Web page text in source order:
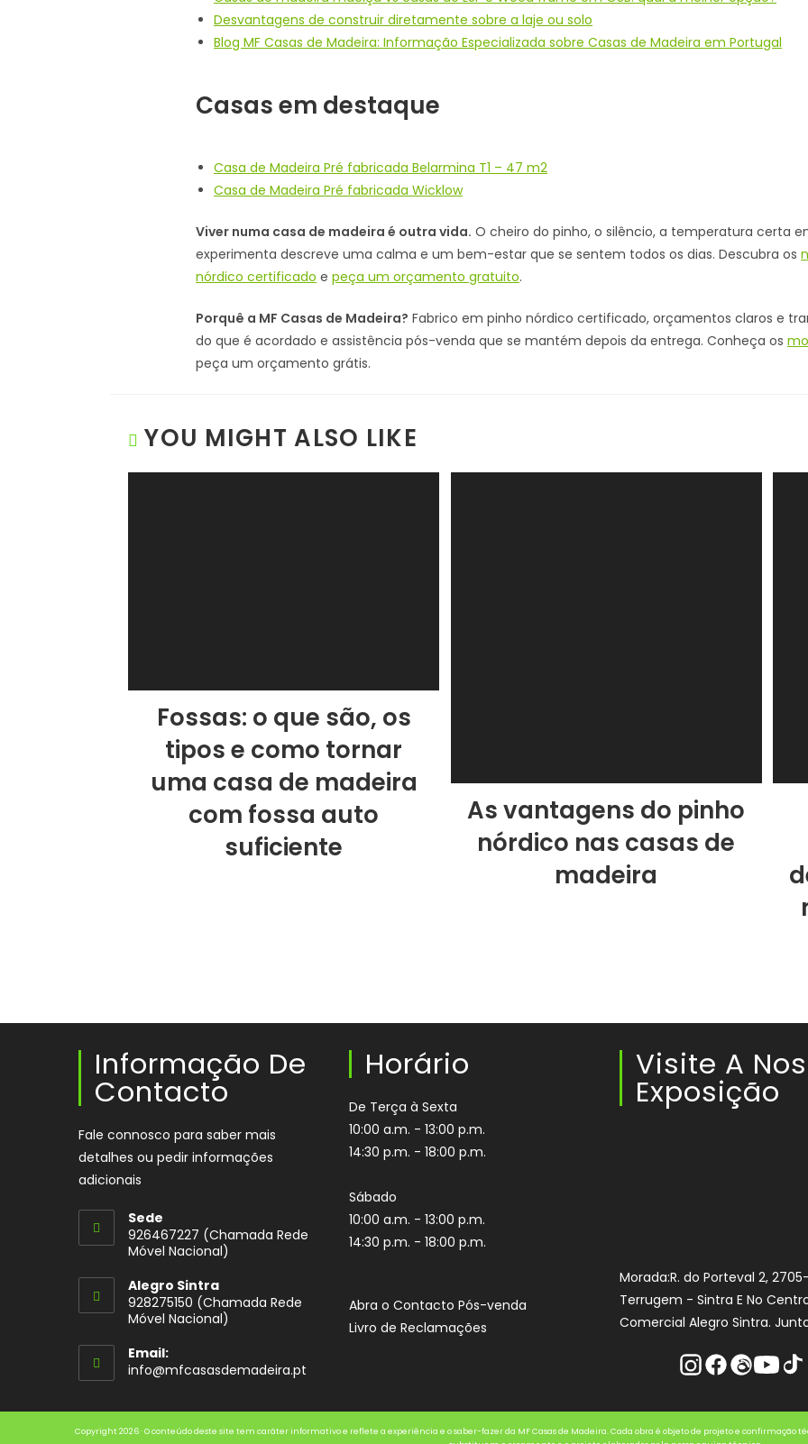
Desvantagens de construir diretamente sobre a laje ou solo
Blog MF Casas de Madeira: Informação Especializada sobre Casas de Madeira em Portugal
Casas em destaque
Casa de Madeira Pré fabricada Belarmina T1 – 47 m2
Casa de Madeira Pré fabricada Wicklow
Viver numa casa de madeira é outra vida. O cheiro do pinho, o silêncio, a temperatura certa
experimenta descreve uma calma e um bem-estar que se sentem todos os dias. Descubra os
nórdico certificado e peça um orçamento gratuito.
Porquê a MF Casas de Madeira? Fabrico em pinho nórdico certificado, orçamentos claros e
do que é acordado e assistência pós-venda que se mantém depois da entrega. Conheça os
peça um orçamento grátis.
YOU MIGHT ALSO LIKE
Fossas: o que são, os
tipos e como tornar
uma casa de madeira
com fossa auto
suficiente
As vantagens do pinho
nórdico nas casas de
madeira
Informação De
Contacto
Fale connosco para saber mais
detalhes ou pedir informações
adicionais
Sede
926467227 (Chamada Rede
Móvel Nacional)
in
your
Alegro Sintra
928275150 (Chamada Rede
Móvel Nacional)
Email:
info@mfcasasdemadeira.pt
Horário
De Terça à Sexta
10:00 a.m. - 13:00 p.m.
14:30 p.m. - 18:00 p.m.
Sábado
10:00 a.m. - 13:00 p.m.
14:30 p.m. - 18:00 p.m.
Abra o Contacto Pós-venda
Livro de Reclamações
Visite A
Exposição
Morada:R. do Porteval 2,
Terrugem - Sintra E No
Comercial Alegro Sintra.
Instagram
Facebook
ThreadsYoutube
Tiktok
Copyright 2026 · O conteúdo deste site tem caráter informativo e reflete a experiência e o saber-fazer da MF Casas de Madeira. Cada obra é objeto de projeto e confirmação